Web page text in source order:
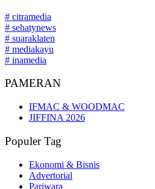
# citramedia
# sehatynews
# suaraklaten
# mediakayu
# inamedia
PAMERAN
IFMAC & WOODMAC
JIFFINA 2026
Populer Tag
Ekonomi & Bisnis
Advertorial
Pariwara